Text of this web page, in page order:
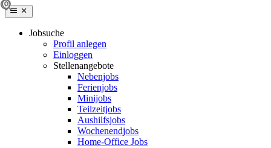
Jobsuche
Profil anlegen
Einloggen
Stellenangebote
Nebenjobs
Ferienjobs
Minijobs
Teilzeitjobs
Aushilfsjobs
Wochenendjobs
Home-Office Jobs